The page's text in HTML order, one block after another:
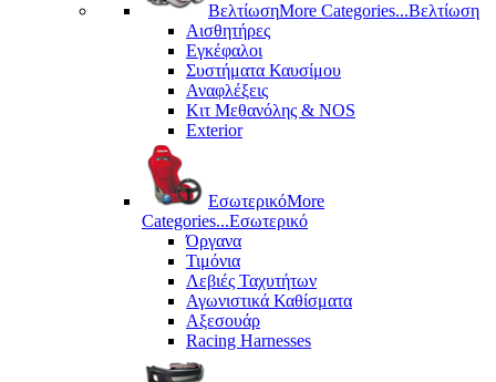
ΒελτίωσηMore Categories...Βελτίωση
Αισθητήρες
Εγκέφαλοι
Συστήματα Καυσίμου
Αναφλέξεις
Κιτ Μεθανόλης & ΝΟS
Exterior
ΕσωτερικόMore
Categories...Εσωτερικό
Όργανα
Τιμόνια
Λεβιές Ταχυτήτων
Αγωνιστικά Καθίσματα
Αξεσουάρ
Racing Harnesses